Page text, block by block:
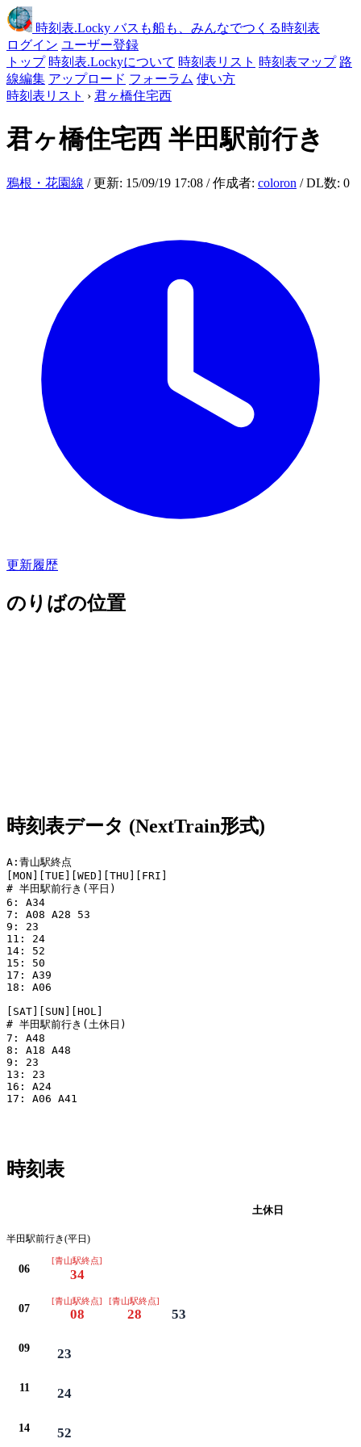
時刻表.Locky バスも船も、みんなでつくる時刻表
ログイン ユーザー登録
トップ 時刻表.Lockyについて 時刻表リスト 時刻表マップ 路
線編集 アップロード フォーラム 使い方
時刻表リスト › 君ヶ橋住宅西
君ヶ橋住宅西 半田駅前行き
鴉根・花園線 / 更新: 15/09/19 17:08 / 作成者: coloron / DL数: 0
更新履歴
のりばの位置
時刻表データ (NextTrain形式)
A:青山駅終点
[MON][TUE][WED][THU][FRI]
# 半田駅前行き(平日)
6: A34
7: A08 A28 53
9: 23
11: 24
14: 52
15: 50
17: A39
18: A06
[SAT][SUN][HOL]
# 半田駅前行き(土休日)
7: A48
8: A18 A48
9: 23
13: 23
16: A24
17: A06 A41
時刻表
土休日
半田駅前行き(平日)
06
[青山駅終点]
34
07
[青山駅終点]
08
[青山駅終点]
28 53
09 23
11 24
14 52